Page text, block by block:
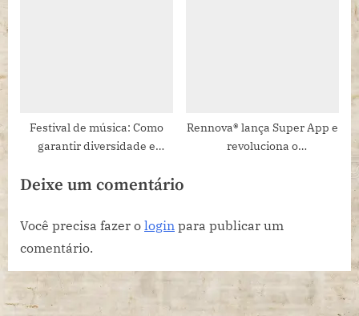
Festival de música: Como
garantir diversidade e
eventos?
Rennova® lança Super App e
revoluciona o
Deixe um comentário
Você precisa fazer o login para publicar um
comentário.